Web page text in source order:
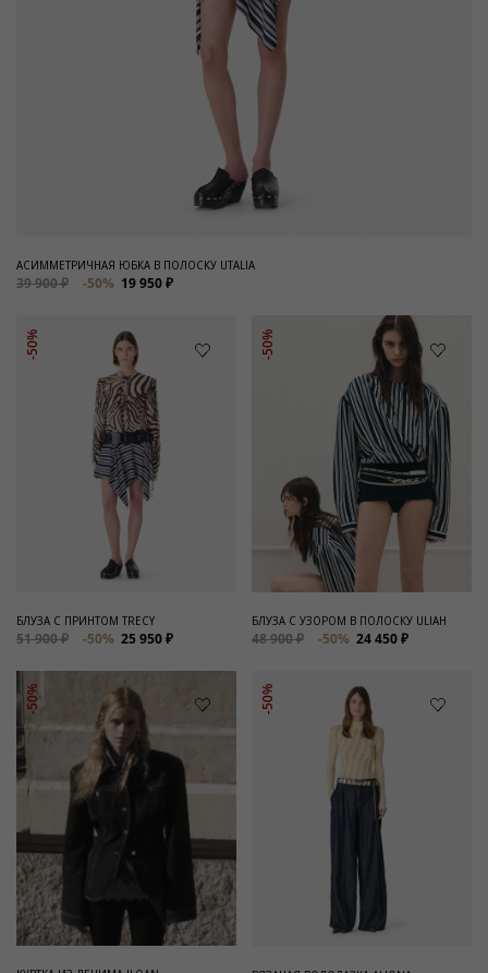
АСИММЕТРИЧНАЯ ЮБКА В ПОЛОСКУ UTALIA
39 900 ₽ -50% 19 950 ₽
-50%
БЛУЗА С ПРИНТОМ TRECY
51 900 ₽ -50% 25 950 ₽
-50%
БЛУЗА С УЗОРОМ В ПОЛОСКУ ULIAH
48 900 ₽ -50% 24 450 ₽
-50% -50%